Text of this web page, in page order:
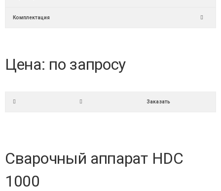
Комплектация
Цена: по запросу
Заказать
Сварочный аппарат HDC
1000